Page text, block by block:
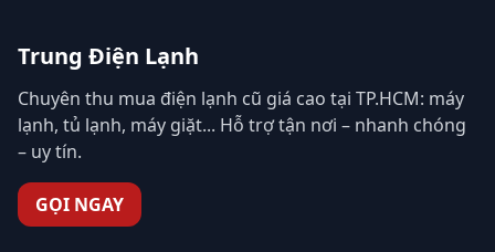
Trung Điện Lạnh
Chuyên thu mua điện lạnh cũ giá cao tại TP.HCM: máy
lạnh, tủ lạnh, máy giặt... Hỗ trợ tận nơi – nhanh chóng
– uy tín.
GỌI NGAY